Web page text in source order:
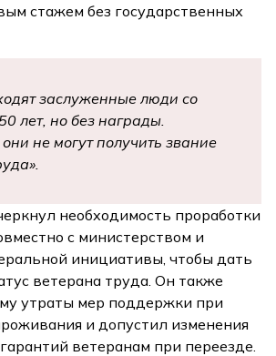
стажем без государственных
заслуженные люди со
лет, но без награды.
не могут получить звание
необходимость проработки
с министерством и
инициативы, чтобы дать
ветерана труда. Он также
утраты мер поддержки при
и допустил изменения
ветеранам при переезде.